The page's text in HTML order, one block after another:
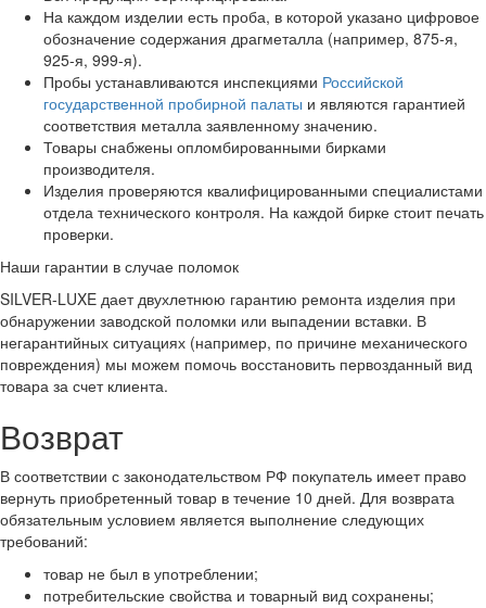
На каждом изделии есть проба, в которой указано цифровое
обозначение содержания драгметалла (например, 875-я,
925-я, 999-я).
Пробы устанавливаются инспекциями Российской
государственной пробирной палаты и являются гарантией
соответствия металла заявленному значению.
Товары снабжены опломбированными бирками
производителя.
Изделия проверяются квалифицированными специалистами
отдела технического контроля. На каждой бирке стоит печать
проверки.
Наши гарантии в случае поломок
SILVER-LUXE дает двухлетнюю гарантию ремонта изделия при
обнаружении заводской поломки или выпадении вставки. В
негарантийных ситуациях (например, по причине механического
повреждения) мы можем помочь восстановить первозданный вид
товара за счет клиента.
Возврат
В соответствии с законодательством РФ покупатель имеет право
вернуть приобретенный товар в течение 10 дней. Для возврата
обязательным условием является выполнение следующих
требований:
товар не был в употреблении;
потребительские свойства и товарный вид сохранены;